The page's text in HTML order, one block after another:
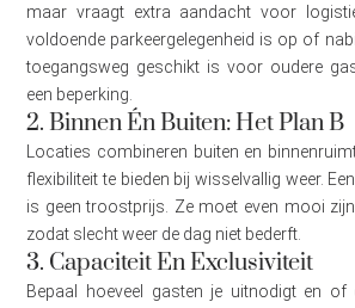
maar vraagt extra aandacht voor
voldoende parkeergelegenheid is op of
toegangsweg geschikt is voor oudere
een beperking.
2. Binnen Én Buiten: Het Plan B
Locaties combineren buiten en
flexibiliteit te bieden bij wisselvallig weer.
is geen troostprijs. Ze moet even mooi
zodat slecht weer de dag niet bederft.
3. Capaciteit En Exclusiviteit
Bepaal hoeveel gasten je uitnodigt en